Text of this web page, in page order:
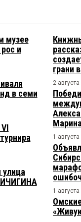
музее
и
в семи
улица
грани
2
1
1